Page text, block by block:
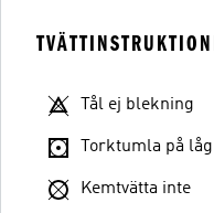
Tål ej blekning
Torktumla på
Kemtvätta inte